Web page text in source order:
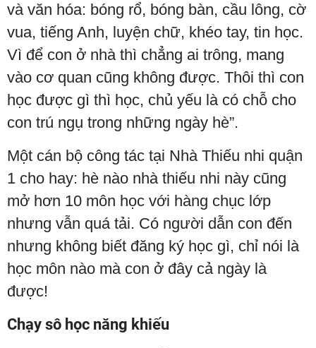
và văn hóa: bóng rổ, bóng bàn, cầu lông, cờ
vua, tiếng Anh, luyện chữ, khéo tay, tin học.
Vì để con ở nhà thì chẳng ai trông, mang
vào cơ quan cũng không được. Thôi thì con
học được gì thì học, chủ yếu là có chỗ cho
con trú ngụ trong những ngày hè”.
Một cán bộ công tác tại Nhà Thiếu nhi quận
1 cho hay: hè nào nhà thiếu nhi này cũng
mở hơn 10 môn học với hàng chục lớp
nhưng vẫn quá tải. Có người dẫn con đến
nhưng không biết đăng ký học gì, chỉ nói là
học môn nào mà con ở đây cả ngày là
được!
Chạy sô học năng khiếu